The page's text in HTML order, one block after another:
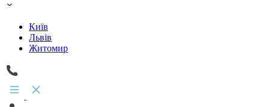
Київ
Львів
Житомир